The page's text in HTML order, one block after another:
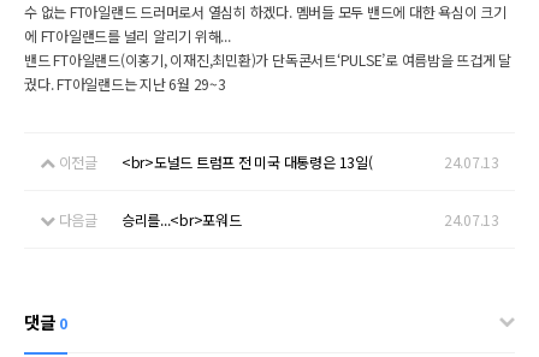
수 없는 FT아일랜드 드러머로서 열심히 하겠다. 멤버들 모두 밴드에 대한 욕심이 크기
에 FT아일랜드를 널리 알리기 위해...
밴드 FT아일랜드(이홍기, 이재진,최민환)가 단독콘서트‘PULSE’로 여름밤을 뜨겁게 달
궜다. FT아일랜드는 지난 6월 29~3
이전글 <br>도널드 트럼프 전 미국 대통령은 13일( 24.07.13
다음글 승리를...<br>포워드 24.07.13
댓글 0